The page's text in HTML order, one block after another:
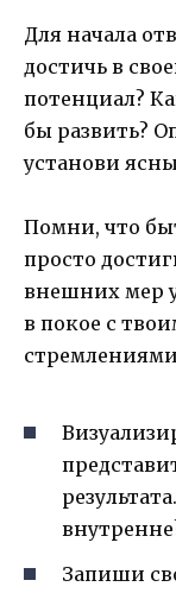
Для начала
достичь в
потенциал?
бы развить?
установи
Помни, что
просто
внешних мер
в покое с
Запиши